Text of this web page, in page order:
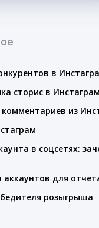
в
сторис в Инстаграм
комментариев из
в соцсетях:
аккаунтов для
розыгрыша